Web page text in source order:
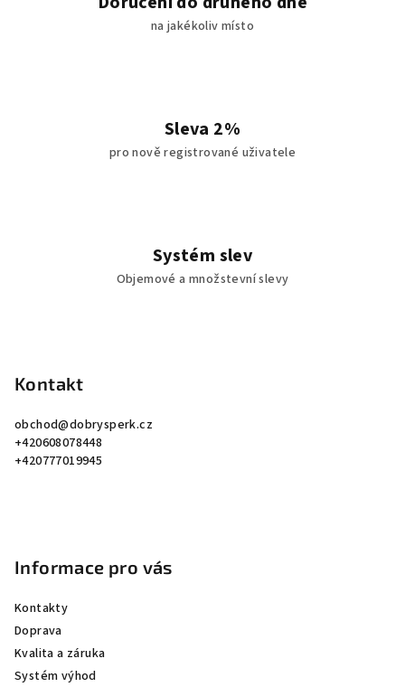
s
u
na jakékoliv místo
Sleva 2%
pro nově registrované uživatele
Systém slev
Objemové a množstevní slevy
Kontakt
obchod@dobrysperk.cz
+420608078448
+420777019945
Informace pro vás
Kontakty
Doprava
Kvalita a záruka
Systém výhod